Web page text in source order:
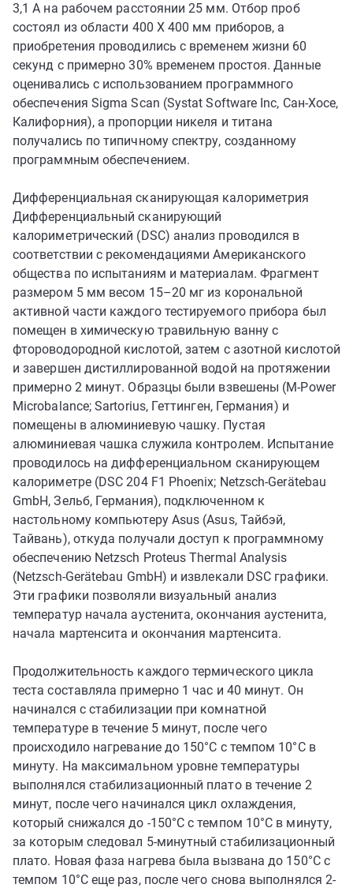
3,1 А на рабочем расстоянии 25 мм. Отбор проб
состоял из области 400 X 400 мм приборов, а
приобретения проводились с временем жизни 60
секунд с примерно 30% временем простоя. Данные
оценивались с использованием программного
обеспечения Sigma Scan (Systat Software Inc, Сан-Хосе,
Калифорния), а пропорции никеля и титана
получались по типичному спектру, созданному
программным обеспечением.
Дифференциальная сканирующая калориметрия
Дифференциальный сканирующий
калориметрический (DSC) анализ проводился в
соответствии с рекомендациями Американского
общества по испытаниям и материалам. Фрагмент
размером 5 мм весом 15–20 мг из корональной
активной части каждого тестируемого прибора был
помещен в химическую травильную ванну с
фтороводородной кислотой, затем с азотной кислотой
и завершен дистиллированной водой на протяжении
примерно 2 минут. Образцы были взвешены (M-Power
Microbalance; Sartorius, Геттинген, Германия) и
помещены в алюминиевую чашку. Пустая
алюминиевая чашка служила контролем. Испытание
проводилось на дифференциальном сканирующем
калориметре (DSC 204 F1 Phoenix; Netzsch-Gerätebau
GmbH, Зельб, Германия), подключенном к
настольному компьютеру Asus (Asus, Тайбэй,
Тайвань), откуда получали доступ к программному
обеспечению Netzsch Proteus Thermal Analysis
(Netzsch-Gerätebau GmbH) и извлекали DSC графики.
Эти графики позволяли визуальный анализ
температур начала аустенита, окончания аустенита,
начала мартенсита и окончания мартенсита.
Продолжительность каждого термического цикла
теста составляла примерно 1 час и 40 минут. Он
начинался с стабилизации при комнатной
температуре в течение 5 минут, после чего
происходило нагревание до 150°C с темпом 10°C в
минуту. На максимальном уровне температуры
выполнялся стабилизационный плато в течение 2
минут, после чего начинался цикл охлаждения,
который снижался до -150°C с темпом 10°C в минуту,
за которым следовал 5-минутный стабилизационный
плато. Новая фаза нагрева была вызвана до 150°C с
темпом 10°C еще раз, после чего снова выполнялся 2-